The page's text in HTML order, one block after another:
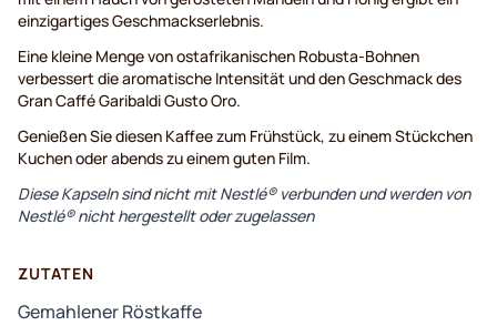
einzigartiges Geschmackserlebnis.
Eine kleine Menge von ostafrikanischen Robusta-Bohnen
verbessert die aromatische Intensität und den Geschmack des
Gran Caffé Garibaldi Gusto Oro.
Genießen Sie diesen Kaffee zum Frühstück, zu einem Stückchen
Kuchen oder abends zu einem guten Film.
Diese Kapseln sind nicht mit Nestlé® verbunden und werden von
Nestlé® nicht hergestellt oder zugelassen
ZUTATEN
Gemahlener Röstkaffe